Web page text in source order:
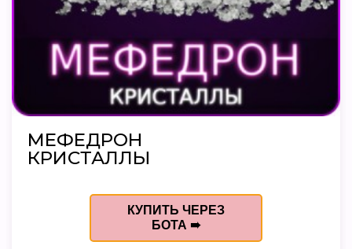
МЕФЕДРОН
КРИСТАЛЛЫ
КУПИТЬ ЧЕРЕЗ
БОТА ➠